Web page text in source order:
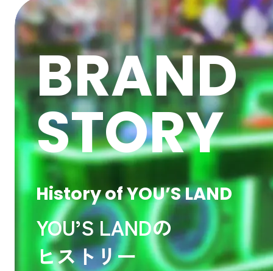
BRAND
STORY
History of YOU’S LAND
YOU’S LANDの
ヒストリー